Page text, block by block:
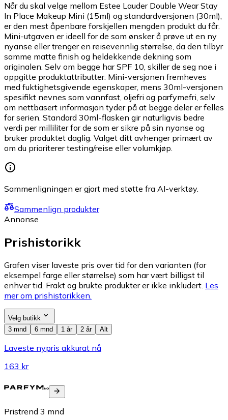
Når du skal velge mellom Estee Lauder Double Wear Stay
In Place Makeup Mini (15ml) og standardversjonen (30ml),
er den mest åpenbare forskjellen mengden produkt du får.
Mini-utgaven er ideell for de som ønsker å prøve ut en ny
nyanse eller trenger en reisevennlig størrelse, da den tilbyr
samme matte finish og heldekkende dekning som
originalen. Selv om begge har SPF 10, skiller de seg noe i
oppgitte produktattributter: Mini-versjonen fremheves
med fuktighetsgivende egenskaper, mens 30ml-versjonen
spesifikt nevnes som vannfast, oljefri og parfymefri, selv
om nettbasert informasjon tyder på at begge deler er felles
for serien. Standard 30ml-flasken gir naturligvis bedre
verdi per milliliter for de som er sikre på sin nyanse og
bruker produktet daglig. Valget ditt avhenger primært av
om du prioriterer testing/reise eller volumkjøp.
Sammenligningen er gjort med støtte fra AI-verktøy.
Sammenlign produkter
Annonse
Prishistorikk
Grafen viser laveste pris over tid for den varianten (for
eksempel farge eller størrelse) som har vært billigst til
enhver tid. Frakt og brukte produkter er ikke inkludert. Les
mer om prishistorikken.
Velg butikk
3 mnd
6 mnd 1 år 2 år Alt
Laveste nypris akkurat nå
163 kr
Pristrend 3 mnd